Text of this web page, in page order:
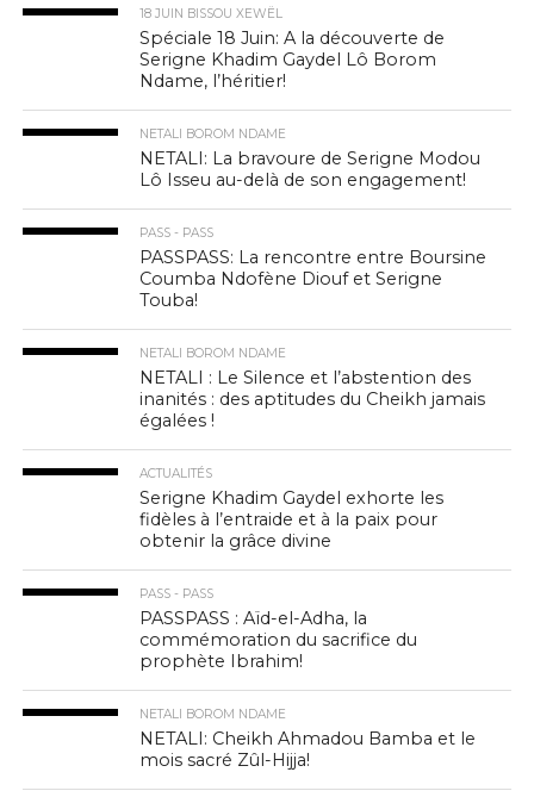
18 JUIN BISSOU XEWËL
Spéciale 18 Juin: A la découverte de
Serigne Khadim Gaydel Lô Borom
Ndame, l’héritier!
NETALI BOROM NDAME
NETALI: La bravoure de Serigne Modou
Lô Isseu au-delà de son engagement!
PASS - PASS
PASSPASS: La rencontre entre Boursine
Coumba Ndofène Diouf et Serigne
Touba!
NETALI BOROM NDAME
NETALI : Le Silence et l’abstention des
inanités : des aptitudes du Cheikh jamais
égalées !
ACTUALITÉS
Serigne Khadim Gaydel exhorte les
fidèles à l’entraide et à la paix pour
obtenir la grâce divine
PASS - PASS
PASSPASS : Aïd-el-Adha, la
commémoration du sacrifice du
prophète Ibrahim!
NETALI BOROM NDAME
NETALI: Cheikh Ahmadou Bamba et le
mois sacré Zûl-Hijja!